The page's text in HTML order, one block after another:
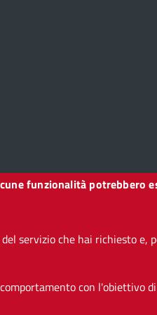
funzionalità potrebbero
servizio che hai richiesto e,
con l'obiettivo